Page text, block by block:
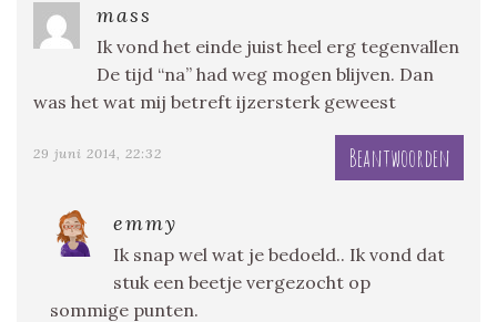
mass
Ik vond het einde juist heel erg tegenvallen
De tijd “na” had weg mogen blijven. Dan
was het wat mij betreft ijzersterk geweest
29 juni 2014, 22:32 Beantwoorden
emmy
Ik snap wel wat je bedoeld.. Ik vond dat
stuk een beetje vergezocht op
sommige punten.